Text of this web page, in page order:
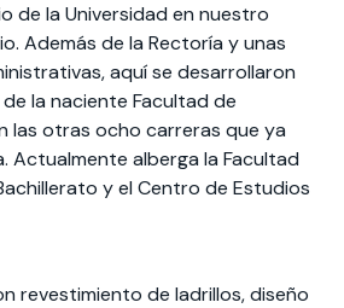
y
International
students
Facultades
2025
la
Filantropía y Donaciones
estudiantiles
de la Universidad en nuestro
Además de la Rectoría y unas
aquí se desarrollaron
la naciente Facultad de
las otras ocho carreras que ya
Actualmente alberga la Facultad
y el Centro de Estudios
revestimiento de ladrillos, diseño